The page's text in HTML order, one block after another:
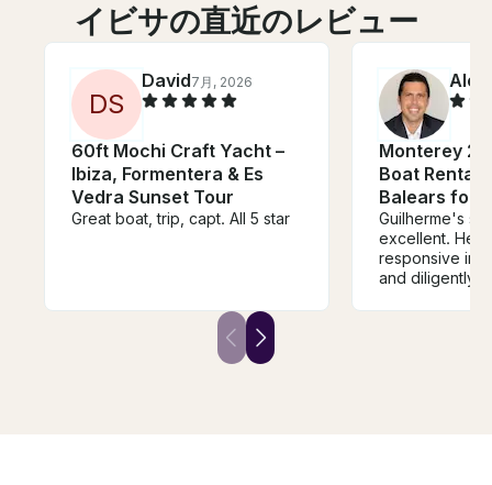
イビサの直近のレビュー
DS
David7月, 2026
60ft Mochi Craft Yacht –
Ibiza, Formentera & Es
Vedra Sunset Tour
Great boat, trip, capt. All 5 star
Alex
Monterey
Boat Rental
Balears for
Guilherme's
excellent. He was very
responsive in
and diligently